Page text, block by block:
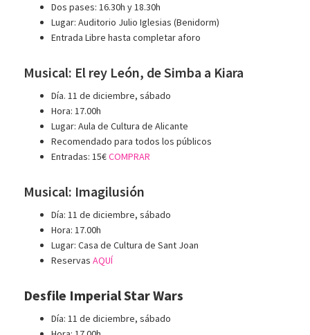
Dos pases: 16.30h y 18.30h
Lugar: Auditorio Julio Iglesias (Benidorm)
Entrada Libre hasta completar aforo
Musical: El rey León, de Simba a Kiara
Día. 11 de diciembre, sábado
Hora: 17.00h
Lugar: Aula de Cultura de Alicante
Recomendado para todos los públicos
Entradas: 15€COMPRAR
Musical: Imagilusión
Día: 11 de diciembre, sábado
Hora: 17.00h
Lugar: Casa de Cultura de Sant Joan
ReservasAQUÍ
Desfile Imperial Star Wars
Día: 11 de diciembre, sábado